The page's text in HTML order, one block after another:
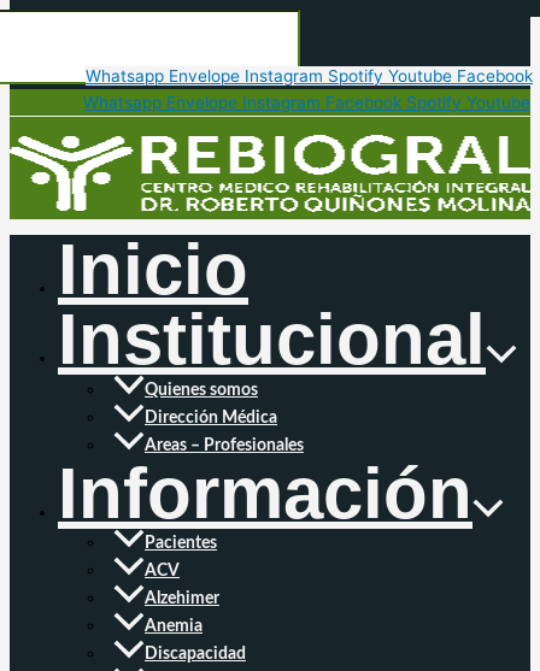
Whatsapp Envelope Instagram Spotify Youtube Facebook
Whatsapp Envelope Instagram Facebook Spotify Youtube
Inicio
Institucional
Quienes somos
Dirección Médica
Areas – Profesionales
Información
Pacientes
ACV
Alzehimer
Anemia
Discapacidad